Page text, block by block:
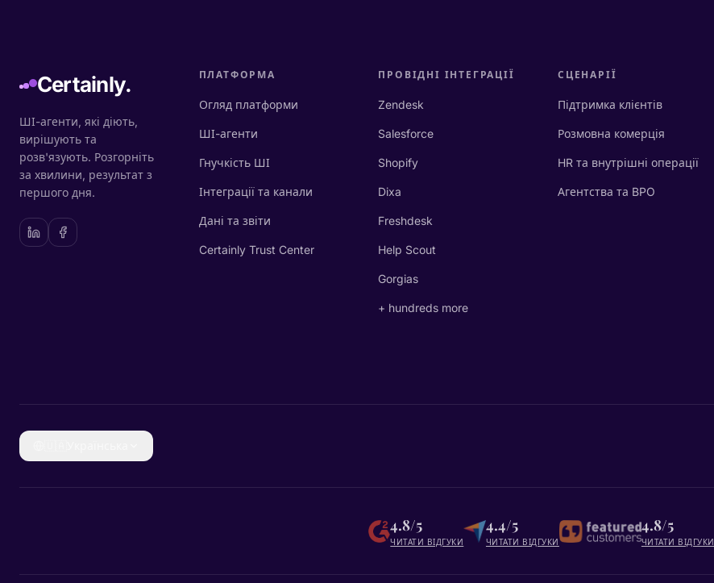
Certainly.
ШІ-агенти, які діють,
вирішують та
розв'язують. Розгорніть
за хвилини, результат з
першого дня.
ПЛАТФОРМА
Огляд платформи
ШІ-агенти
Гнучкість ШІ
Інтеграції та канали
Дані та звіти
Certainly Trust Center
ПРОВІДНІ ІНТЕГРАЦІЇ
Zendesk
Salesforce
Shopify
Dixa
Freshdesk
Help Scout
Gorgias
+ hundreds more
СЦЕНАРІЇ
Підтримка клієнтів
Розмовна комерція
HR та внутрішні операції
Агентства та BPO
4.8/5
ЧИТАТИ ВІДГУКИ
4.4/5
ЧИТАТИ ВІДГУКИ
4.8/5
ЧИТАТИ ВІДГУКИ